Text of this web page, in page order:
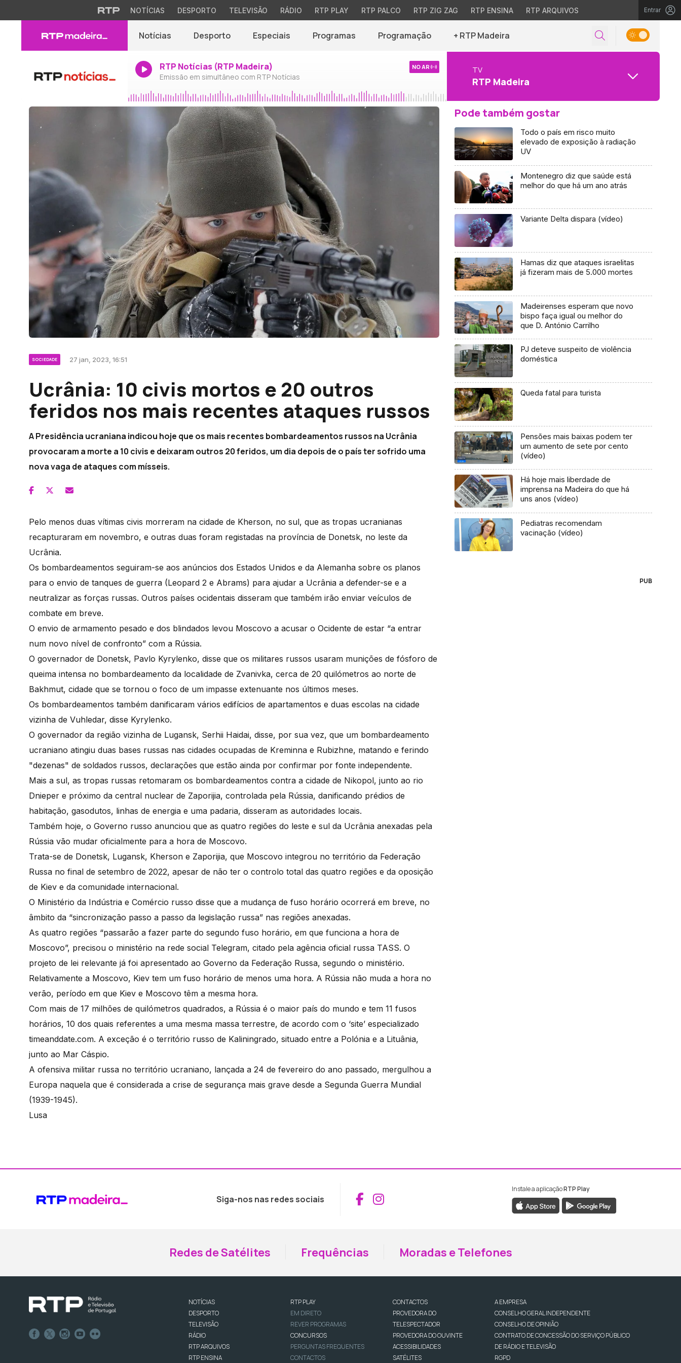
NOTÍCIAS DESPORTO TELEVISÃO RÁDIO RTP PLAY RTP PALCO RTP ZIG ZAG RTP ENSINA RTP ARQUIVOS Entrar
Notícias Desporto Especiais Programas Programação + RTP Madeira
RTP Notícias (RTP Madeira)
Emissão em simultâneo com RTP Notícias
NO AR TV
RTP Madeira
SOCIEDADE 27 jan, 2023, 16:51
Ucrânia: 10 civis mortos e 20 outros
feridos nos mais recentes ataques russos
A Presidência ucraniana indicou hoje que os mais recentes bombardeamentos russos na Ucrânia
provocaram a morte a 10 civis e deixaram outros 20 feridos, um dia depois de o país ter sofrido uma
nova vaga de ataques com mísseis.
Pelo menos duas vítimas civis morreram na cidade de Kherson, no sul, que as tropas ucranianas
recapturaram em novembro, e outras duas foram registadas na província de Donetsk, no leste da
Ucrânia.
Os bombardeamentos seguiram-se aos anúncios dos Estados Unidos e da Alemanha sobre os planos
para o envio de tanques de guerra (Leopard 2 e Abrams) para ajudar a Ucrânia a defender-se e a
neutralizar as forças russas. Outros países ocidentais disseram que também irão enviar veículos de
combate em breve.
O envio de armamento pesado e dos blindados levou Moscovo a acusar o Ocidente de estar “a entrar
num novo nível de confronto” com a Rússia.
O governador de Donetsk, Pavlo Kyrylenko, disse que os militares russos usaram munições de fósforo de
queima intensa no bombardeamento da localidade de Zvanivka, cerca de 20 quilómetros ao norte de
Bakhmut, cidade que se tornou o foco de um impasse extenuante nos últimos meses.
Os bombardeamentos também danificaram vários edifícios de apartamentos e duas escolas na cidade
vizinha de Vuhledar, disse Kyrylenko.
O governador da região vizinha de Lugansk, Serhii Haidai, disse, por sua vez, que um bombardeamento
ucraniano atingiu duas bases russas nas cidades ocupadas de Kreminna e Rubizhne, matando e ferindo
"dezenas" de soldados russos, declarações que estão ainda por confirmar por fonte independente.
Mais a sul, as tropas russas retomaram os bombardeamentos contra a cidade de Nikopol, junto ao rio
Dnieper e próximo da central nuclear de Zaporijia, controlada pela Rússia, danificando prédios de
habitação, gasodutos, linhas de energia e uma padaria, disseram as autoridades locais.
Também hoje, o Governo russo anunciou que as quatro regiões do leste e sul da Ucrânia anexadas pela
Rússia vão mudar oficialmente para a hora de Moscovo.
Trata-se de Donetsk, Lugansk, Kherson e Zaporijia, que Moscovo integrou no território da Federação
Russa no final de setembro de 2022, apesar de não ter o controlo total das quatro regiões e da oposição
de Kiev e da comunidade internacional.
O Ministério da Indústria e Comércio russo disse que a mudança de fuso horário ocorrerá em breve, no
âmbito da “sincronização passo a passo da legislação russa” nas regiões anexadas.
As quatro regiões “passarão a fazer parte do segundo fuso horário, em que funciona a hora de
Moscovo”, precisou o ministério na rede social Telegram, citado pela agência oficial russa TASS. O
projeto de lei relevante já foi apresentado ao Governo da Federação Russa, segundo o ministério.
Relativamente a Moscovo, Kiev tem um fuso horário de menos uma hora. A Rússia não muda a hora no
verão, período em que Kiev e Moscovo têm a mesma hora.
Com mais de 17 milhões de quilómetros quadrados, a Rússia é o maior país do mundo e tem 11 fusos
horários, 10 dos quais referentes a uma mesma massa terrestre, de acordo com o ‘site’ especializado
timeanddate.com. A exceção é o território russo de Kaliningrado, situado entre a Polónia e a Lituânia,
junto ao Mar Cáspio.
A ofensiva militar russa no território ucraniano, lançada a 24 de fevereiro do ano passado, mergulhou a
Europa naquela que é considerada a crise de segurança mais grave desde a Segunda Guerra Mundial
(1939-1945).
Lusa
Pode também gostar
Todo o país em risco muito
elevado de exposição à radiação
UV
Montenegro diz que saúde está
melhor do que há um ano atrás
Variante Delta dispara (vídeo)
Hamas diz que ataques israelitas
já fizeram mais de 5.000 mortes
Madeirenses esperam que novo
bispo faça igual ou melhor do
que D. António Carrilho
PJ deteve suspeito de violência
doméstica
Queda fatal para turista
Pensões mais baixas podem ter
um aumento de sete por cento
(vídeo)
Há hoje mais liberdade de
imprensa na Madeira do que há
uns anos (vídeo)
Pediatras recomendam
vacinação (vídeo)
PUB
Siga-nos nas redes sociais Aceder ao Facebook da RTP Madeira
Aceder ao Instagram da RTP Madeira
Instale a aplicaçãoRTP Play
Redes de Satélites Frequências Moradas e Telefones
NOTÍCIAS
DESPORTO
TELEVISÃO
RÁDIO
RTP ARQUIVOS
RTP ENSINA
RTP PLAY
EM DIRETO
REVER PROGRAMAS
CONCURSOS
PERGUNTAS FREQUENTES
CONTACTOS
CONTACTOS
PROVEDORA DO
TELESPECTADOR
PROVEDORA DO OUVINTE
ACESSIBILIDADES
SATÉLITES
A EMPRESA
CONSELHO GERAL INDEPENDENTE
CONSELHO DE OPINIÃO
CONTRATO DE CONCESSÃO DO SERVIÇO PÚBLICO
DE RÁDIO E TELEVISÃO
RGPD